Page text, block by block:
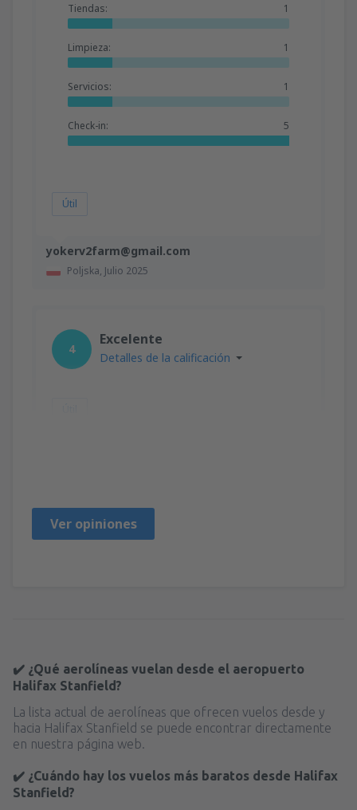
yokerv2farm@gmail.com
Poljska, Julio 2025
Tiendas: 1
Limpieza: 1
Servicios: 1
Check-in: 5
Útil
4
Excelente
Detalles de la calificación
Ver opiniones
✔️ ¿Qué aerolíneas vuelan desde el aeropuerto
Halifax Stanfield?
La lista actual de aerolíneas que ofrecen vuelos desde y
hacia Halifax Stanfield se puede encontrar directamente
en nuestra página web.
✔️ ¿Cuándo hay los vuelos más baratos desde Halifax
Stanfield?